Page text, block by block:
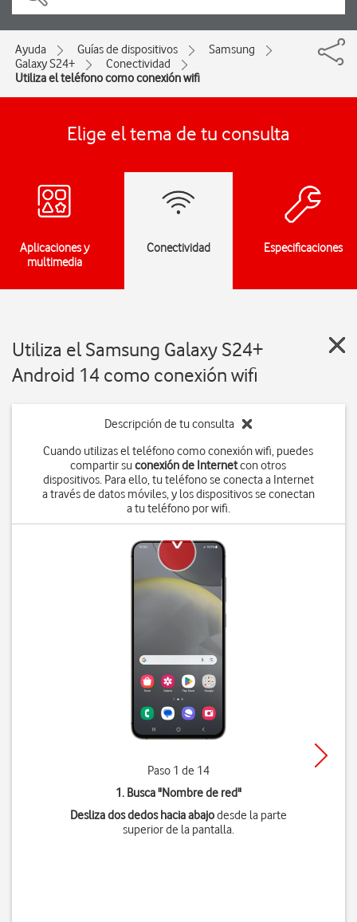
Ayuda Guías de dispositivos
Samsung
Galaxy S24+
Conectividad
Utiliza el teléfono como conexión wifi
Elige el tema de tu consulta
Aplicaciones y
multimedia
Conectividad Especificaciones
Utiliza el Samsung Galaxy S24+
Android 14 como conexión wifi
Descripción de tu consulta
Cuando utilizas el teléfono como conexión wifi, puedes
compartir suconexión de Internetcon otros
dispositivos. Para ello, tu teléfono se conecta a Internet
a través de datos móviles, y los dispositivos se conectan
a tu teléfono por wifi.
Paso 1 de 14
1. Busca "Nombre de red"
Desliza dos dedos hacia abajodesde la parte
superior de la pantalla.